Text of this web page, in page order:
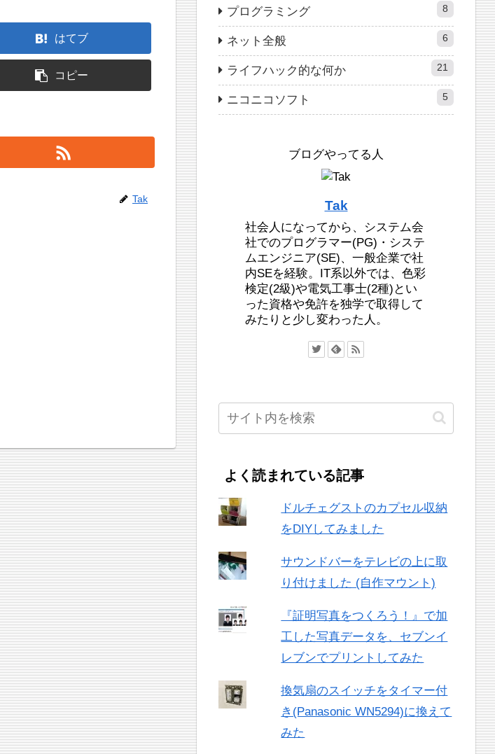
はてブ
コピー
Tak
プログラミング 8
ネット全般 6
ライフハック的な何か 21
ニコニコソフト 5
ブログやってる人
Tak
社会人になってから、システム会
社でのプログラマー(PG)・システ
ムエンジニア(SE)、一般企業で社
内SEを経験。IT系以外では、色彩
検定(2級)や電気工事士(2種)とい
った資格や免許を独学で取得して
みたりと少し変わった人。
よく読まれている記事
ドルチェグストのカプセル収納
をDIYしてみました
サウンドバーをテレビの上に取
り付けました (自作マウント)
『証明写真をつくろう！』で加
工した写真データを、セブンイ
レブンでプリントしてみた
換気扇のスイッチをタイマー付
き(Panasonic WN5294)に換えて
みた